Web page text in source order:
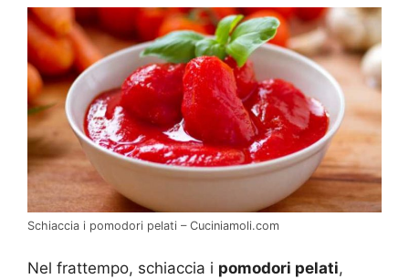
Schiaccia i pomodori pelati – Cuciniamoli.com
Nel frattempo, schiaccia i pomodori pelati,